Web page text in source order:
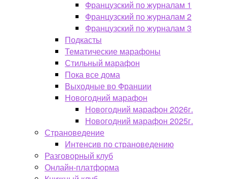
Французский по журналам 1
Французский по журналам 2
Французский по журналам 3
Подкасты
Тематические марафоны
Стильный марафон
Пока все дома
Выходные во Франции
Новогодний марафон
Новогодний марафон 2026г.
Новогодний марафон 2025г.
Страноведение
Интенсив по страноведению
Разговорный клуб
Онлайн-платформа